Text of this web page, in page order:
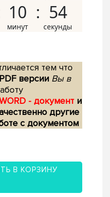
10 53
тем что
версии Вы в
- документ и
другие
с документом
В КОРЗИНУ